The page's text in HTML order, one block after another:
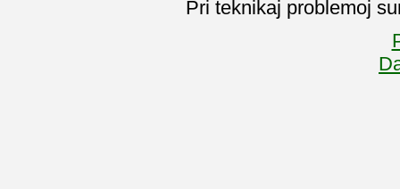
Pri teknikaj problemoj